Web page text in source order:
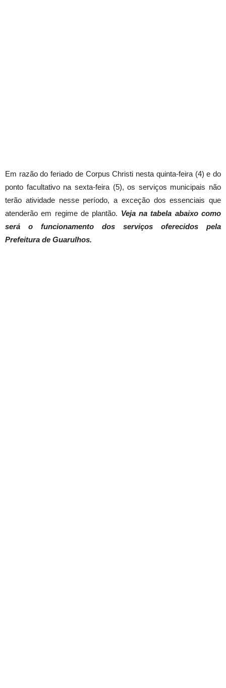
Em razão do feriado de Corpus Christi nesta quinta-feira (4) e do
ponto facultativo na sexta-feira (5), os serviços municipais não
terão atividade nesse período, a exceção dos essenciais que
atenderão em regime de plantão. Veja na tabela abaixo como
será o funcionamento dos serviços oferecidos pela
Prefeitura de Guarulhos.